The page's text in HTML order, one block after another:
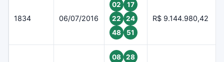
1834 06/07/2016
02
17
22
24
48
51
R$ 9.144.980,42
08
28